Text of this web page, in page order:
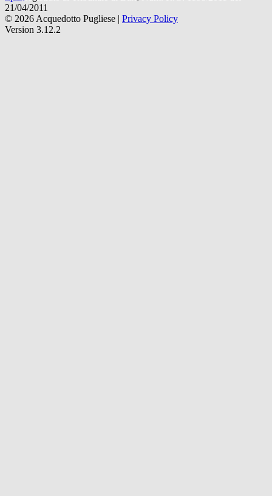
21/04/2011
© 2026 Acquedotto Pugliese | Privacy Policy
Version 3.12.2